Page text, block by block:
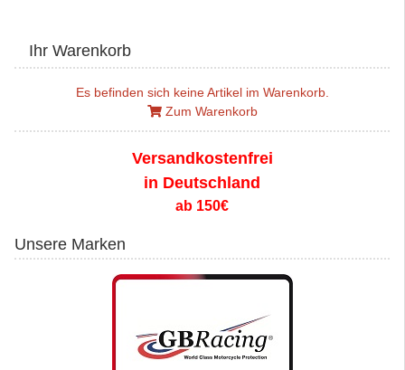
Ihr Warenkorb
Es befinden sich keine Artikel im Warenkorb.
Zum Warenkorb
Versandkostenfrei
in Deutschland
ab 150€
Unsere Marken